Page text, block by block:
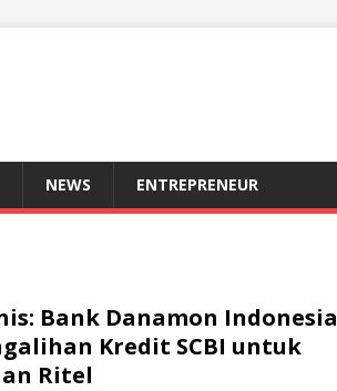
NEWS ENTREPRENEUR
Bank Danamon Indonesia
Kredit SCBI untuk
Ritel